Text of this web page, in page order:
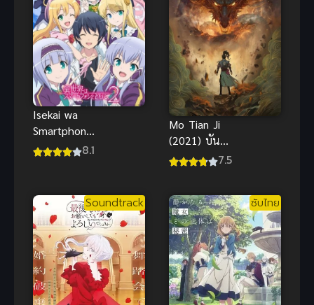
นี่เกิร์ล ซับไทย
Isekai wa
Smartphone
to Tomo ni 2
ร์ทโฟนสิ
8.1
Mo Tian Ji
(2021) บันทึก
ปีศาจ
7.5
Soundtrack ซับไทย